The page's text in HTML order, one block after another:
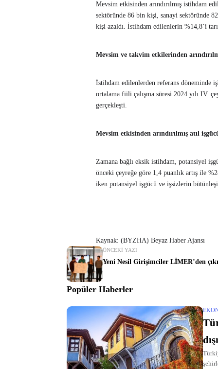
Mevsim etkisinden arındırılmış istihdam
sektöründe 86 bin kişi, sanayi sektöründe
kişi azaldı. İstihdam edilenlerin %14,8’i
Mevsim ve takvim etkilerinden
İstihdam edilenlerden referans döneminde
ortalama fiili çalışma süresi 2024 yılı IV.
gerçekleşti.
Mevsim etkisinden arındırılmış atıl
Zamana bağlı eksik istihdam, potansiyel
önceki çeyreğe göre 1,4 puanlık artış ile
iken potansiyel işgücü ve işsizlerin
Kaynak: (BYZHA) Beyaz Haber Ajansı
ÖNCEKI YAZI
Yeni Nesil Girişimciler LİMER’den
Popüler Haberler